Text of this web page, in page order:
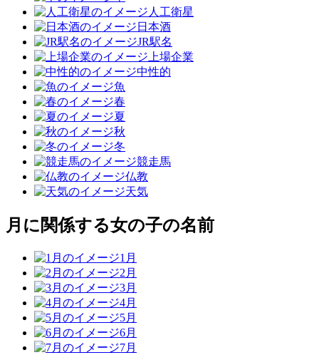
人工衛星
日本酒
JR駅名
上場企業
中性的
魚
春
夏
秋
冬
競走馬
仏教
天気
月に関係する女の子の名前
1月
2月
3月
4月
5月
6月
7月